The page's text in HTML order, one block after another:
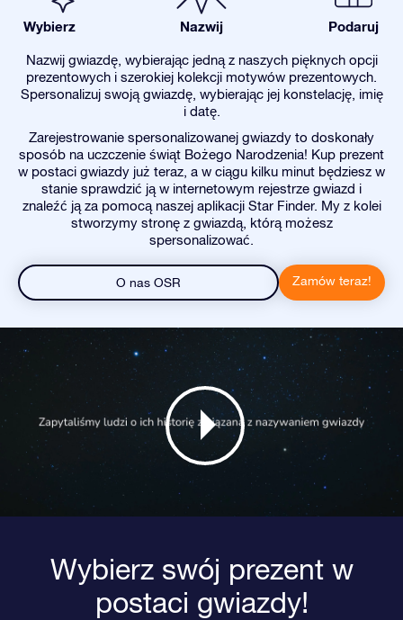
Wybierz Nazwij Podaruj
Nazwij gwiazdę, wybierając jedną z naszych pięknych opcji
prezentowych i szerokiej kolekcji motywów prezentowych.
Spersonalizuj swoją gwiazdę, wybierając jej konstelację, imię
i datę.
Zarejestrowanie spersonalizowanej gwiazdy to doskonały
sposób na uczczenie świąt Bożego Narodzenia! Kup prezent
w postaci gwiazdy już teraz, a w ciągu kilku minut będziesz w
stanie sprawdzić ją w internetowym rejestrze gwiazd i
znaleźć ją za pomocą naszej aplikacji Star Finder. My z kolei
stworzymy stronę z gwiazdą, którą możesz
spersonalizować.
O nas OSR Zamów teraz!
Wybierz swój prezent w
postaci gwiazdy!